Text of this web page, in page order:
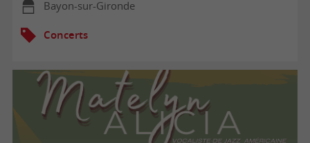
Bayon-sur-Gironde
Concerts